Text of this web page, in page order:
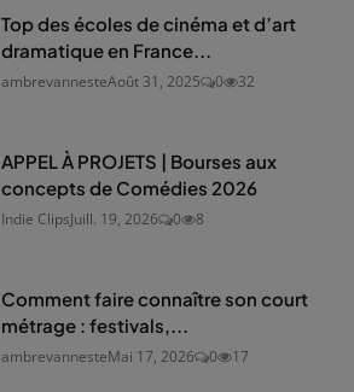
Top des écoles de cinéma et d’art
dramatique en France...
ambrevannesteAoût 31, 2025 0 32
APPEL À PROJETS | Bourses aux
concepts de Comédies 2026
Indie ClipsJuill. 19, 2026 0 8
Comment faire connaître son court
métrage : festivals,...
ambrevannesteMai 17, 2026 0 17